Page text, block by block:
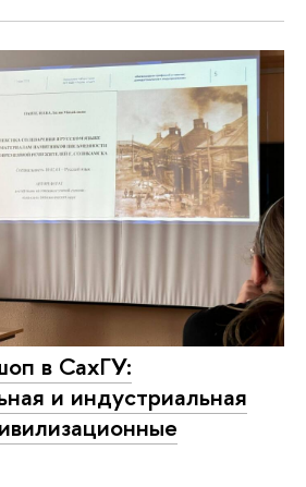
в СахГУ:
и индустриальная